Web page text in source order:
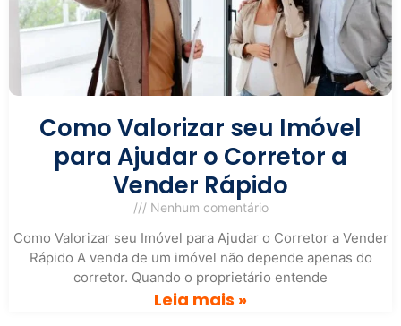
Como Valorizar seu Imóvel
para Ajudar o Corretor a
Vender Rápido
Nenhum comentário
Como Valorizar seu Imóvel para Ajudar o Corretor a Vender
Rápido A venda de um imóvel não depende apenas do
corretor. Quando o proprietário entende
Leia mais »